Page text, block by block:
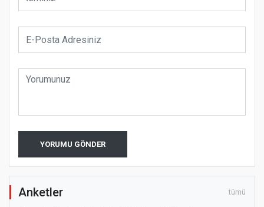
YORUMU GÖNDER
Anketler tümü